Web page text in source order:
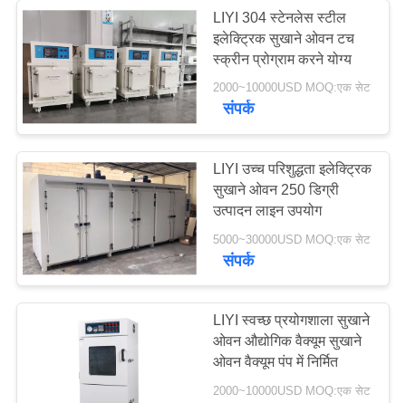
LIYI 304 स्टेनलेस स्टील
इलेक्ट्रिक सुखाने ओवन टच
स्क्रीन प्रोग्राम करने योग्य
2000~10000USD MOQ:एक सेट
संपर्क
LIYI उच्च परिशुद्धता इलेक्ट्रिक
सुखाने ओवन 250 डिग्री
उत्पादन लाइन उपयोग
5000~30000USD MOQ:एक सेट
संपर्क
LIYI स्वच्छ प्रयोगशाला सुखाने
ओवन औद्योगिक वैक्यूम सुखाने
ओवन वैक्यूम पंप में निर्मित
2000~10000USD MOQ:एक सेट